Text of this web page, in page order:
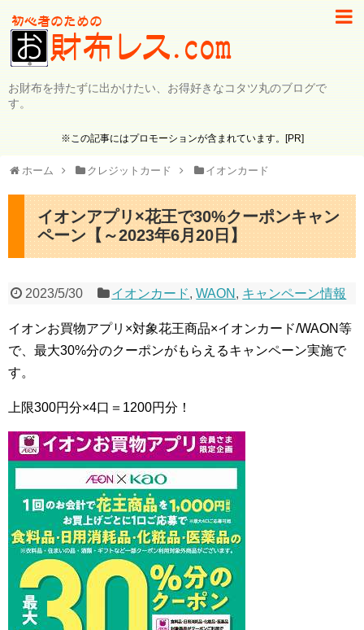
お財布を持たずに出かけたい、お得好きなコタツ丸のブログで
す。
※この記事にはプロモーションが含まれています。[PR]
ホーム クレジットカード イオンカード
イオンアプリ×花王で30%クーポンキャン
ペーン【～2023年6月20日】
2023/5/30 イオンカード,WAON , キャンペーン情報
イオンお買物アプリ×対象花王商品×イオンカード/WAON等
で、最大30%分のクーポンがもらえるキャンペーン実施で
す。
上限300円分×4口＝1200円分！